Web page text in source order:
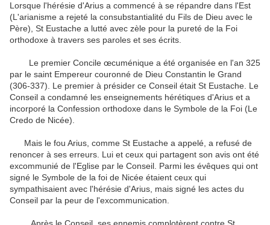
Lorsque l'hérésie d'Arius a commencé à se répandre dans l'Est
(L'arianisme a rejeté la consubstantialité du Fils de Dieu avec le
Père), St Eustache a lutté avec zèle pour la pureté de la Foi
orthodoxe à travers ses paroles et ses écrits.
Le premier Concile œcuménique a été organisée en l'an 325
par le saint Empereur couronné de Dieu Constantin le Grand
(306-337).
Le premier à présider ce Conseil était St Eustache. Le
Conseil a condamné les enseignements hérétiques d'Arius et a
incorporé la Confession orthodoxe dans le Symbole de la Foi (Le
Credo de Nicée).
Mais le fou Arius, comme St Eustache a appelé, a refusé de
renoncer à ses erreurs. Lui et ceux qui partagent son avis ont été
excommunié de l'Eglise par le Conseil. Parmi les évêques qui ont
signé le Symbole de la foi de Nicée étaient ceux qui
sympathisaient avec l'hérésie d'Arius, mais signé les actes du
Conseil par la peur de l'excommunication.